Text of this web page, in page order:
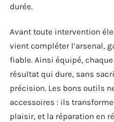
durée.
Avant toute intervention
vient compléter l’arsenal,
fiable. Ainsi équipé,
résultat qui dure, sans
précision. Les bons outils
accessoires : ils
plaisir, et la réparation en